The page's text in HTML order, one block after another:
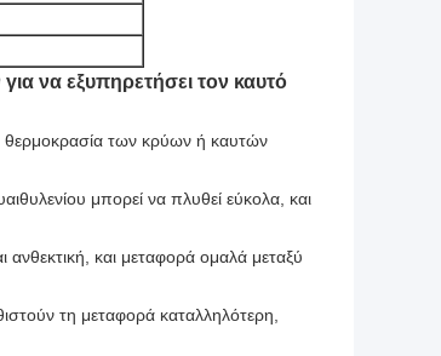
να εξυπηρετήσει τον καυτό
θερμοκρασία των κρύων ή καυτών
μπορεί να πλυθεί εύκολα, και
και μεταφορά ομαλά μεταξύ
τη μεταφορά καταλληλότερη,